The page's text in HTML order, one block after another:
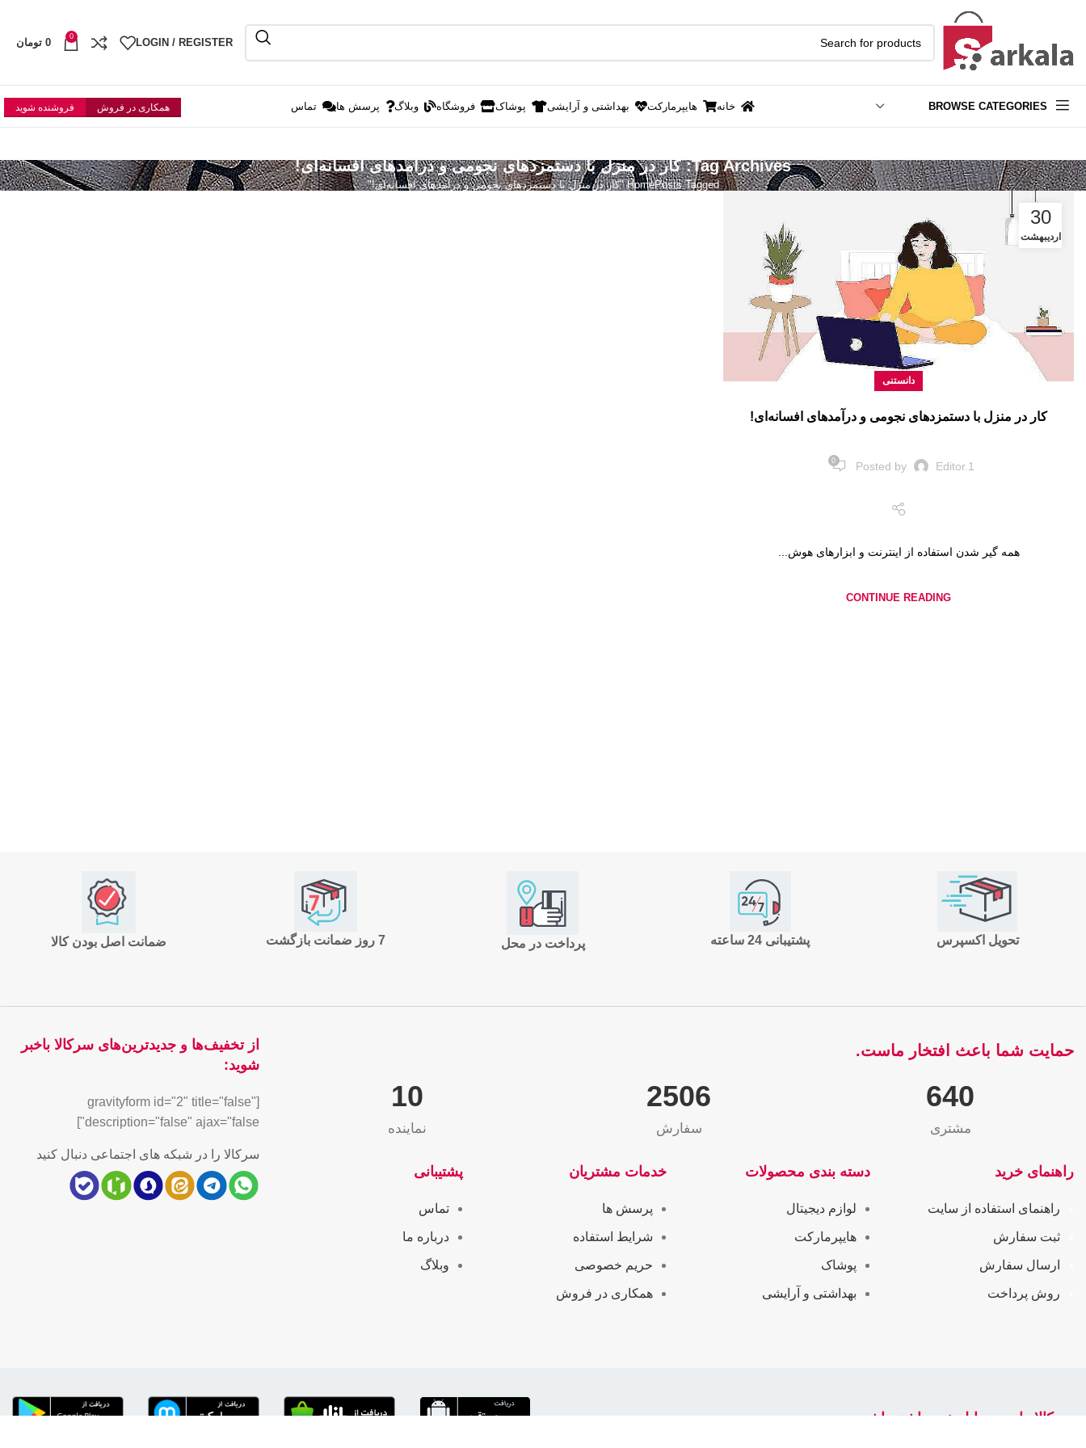
LOGIN / REGISTER
0
0 تومان
BROWSE CATEGORIES خانه هایپرمارکت بهداشتی و آرایشی پوشاک فروشگاه وبلاگ پرسش ها تماس همکاری در فروش فروشنده شوید
Tag Archives: کار در منزل با دستمزدهای نجومی و درآمدهای افسانه‌ای!
HomePosts Tagged "کار در منزل با دستمزدهای نجومی و درآمدهای افسانه‌ای!"
30
اردیبهشت
دانستنی
کار در منزل با دستمزدهای نجومی و درآمدهای افسانه‌ای!
Posted by Editor.1
0
همه گیر شدن استفاده از اینترنت و ابزارهای هوش...
CONTINUE READING
ضمانت اصل بودن کالا 7 روز ضمانت بازگشت پرداخت در محل پشتیبانی 24 ساعته تحویل اکسپرس
از تخفیف‌ها و جدیدترین‌های سرکالا باخبر
شوید:
[gravityform id="2" title="false"
description="false" ajax="false"]
سرکالا را در شبکه های اجتماعی دنبال کنید
حمایت شما باعث افتخار ماست.
10
نماینده
2565
سفارش
655
مشتری
پشتیبانی
تماس
درباره ما
وبلاگ
خدمات مشتریان
پرسش ها
شرایط استفاده
حریم خصوصی
همکاری در فروش
دسته بندی محصولات
لوازم دیجیتال
هایپرمارکت
پوشاک
بهداشتی و آرایشی
راهنمای خرید
راهنمای استفاده از سایت
ثبت سفارش
ارسال سفارش
روش پرداخت
سرکالا را در موبایل خود داشته باشید